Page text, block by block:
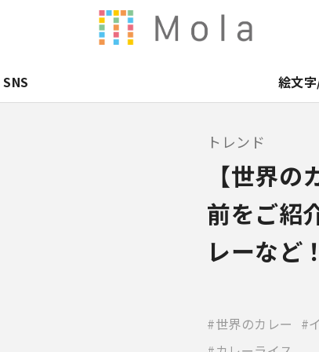
SNS 絵文
トレンド
【世界
前をご紹
レーなど！
世界のカレー